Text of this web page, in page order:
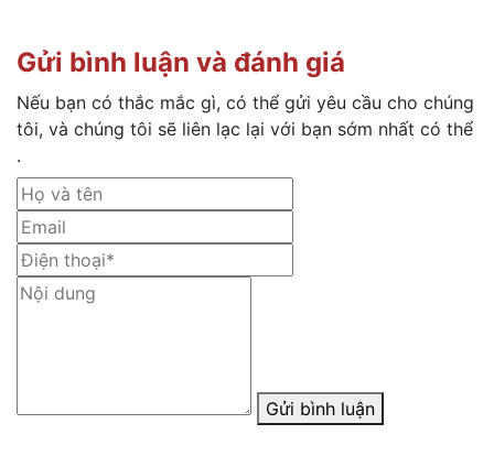
Gửi bình luận và đánh giá
Nếu bạn có thắc mắc gì, có thể gửi yêu cầu cho chúng
tôi, và chúng tôi sẽ liên lạc lại với bạn sớm nhất có thể
.
Gửi bình luận